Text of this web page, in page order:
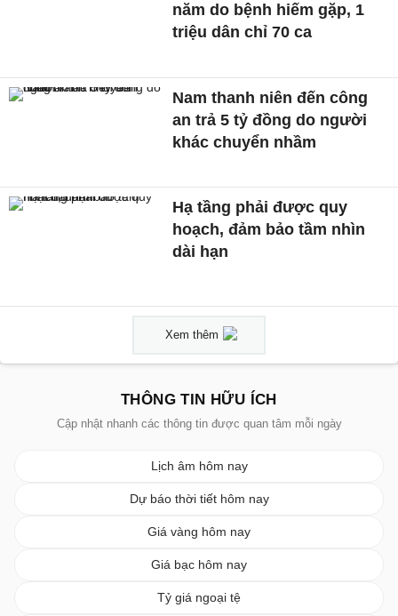
năm do bệnh hiếm gặp, 1
triệu dân chỉ 70 ca
Nam thanh niên đến công
an trả 5 tỷ đồng do người
khác chuyển nhầm
Hạ tầng phải được quy
hoạch, đảm bảo tầm nhìn
dài hạn
Xem thêm
THÔNG TIN HỮU ÍCH
Cập nhật nhanh các thông tin được quan tâm mỗi ngày
Lịch âm hôm nay
Dự báo thời tiết hôm nay
Giá vàng hôm nay
Giá bạc hôm nay
Tỷ giá ngoại tệ